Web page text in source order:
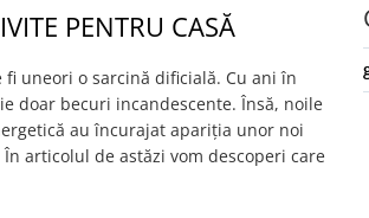
PENTRU CASĂ
uneori o sarcină dificială. Cu ani în
doar becuri incandescente. Însă, noile
au încurajat apariția unor noi
articolul de astăzi vom descoperi care